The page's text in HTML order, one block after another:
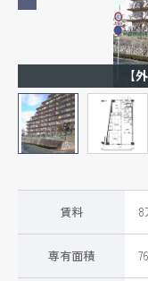
【
賃料
専有面積